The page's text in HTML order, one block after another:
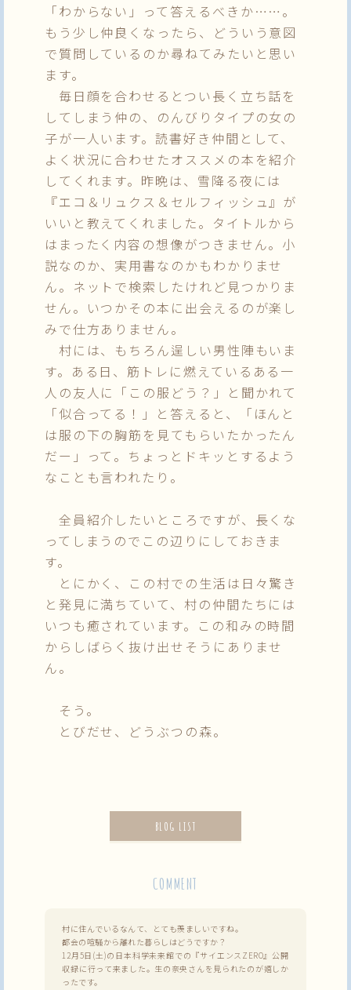
「わからない」って答えるべきか……。
もう少し仲良くなったら、どういう意図
で質問しているのか尋ねてみたいと思い
ます。
毎日顔を合わせるとつい長く立ち話を
してしまう仲の、のんびりタイプの女の
子が一人います。読書好き仲間として、
よく状況に合わせたオススメの本を紹介
してくれます。昨晩は、雪降る夜には
『エコ＆リュクス＆セルフィッシュ』が
いいと教えてくれました。タイトルから
はまったく内容の想像がつきません。小
説なのか、実用書なのかもわかりませ
ん。ネットで検索したけれど見つかりま
せん。いつかその本に出会えるのが楽し
みで仕方ありません。
村には、もちろん逞しい男性陣もいま
す。ある日、筋トレに燃えているある一
人の友人に「この服どう？」と聞かれて
「似合ってる！」と答えると、「ほんと
は服の下の胸筋を見てもらいたかったん
だー」って。ちょっとドキッとするよう
なことも言われたり。
全員紹介したいところですが、長くな
ってしまうのでこの辺りにしておきま
す。
とにかく、この村での生活は日々驚き
と発見に満ちていて、村の仲間たちには
いつも癒されています。この和みの時間
からしばらく抜け出せそうにありませ
ん。
そう。
とびだせ、どうぶつの森。
BLOG LIST
COMMENT
村に住んでいるなんて、とても羨ましいですね。
都会の喧騒から離れた暮らしはどうですか？
12月5日(土)の日本科学未来館での『サイエンスZERO』公開
収録に行って来ました。生の奈央さんを見られたのが嬉しか
ったです。